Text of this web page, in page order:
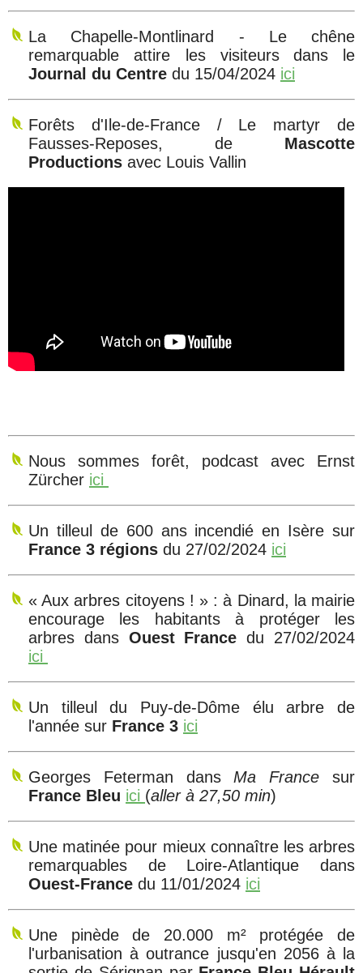
La Chapelle-Montlinard - Le chêne
remarquable attire les visiteurs
dans le
Journal du Centre du 15/04/2024 ici
Forêts d'Ile-de-France / Le martyr de
Fausses-Reposes, de Mascotte
Productions avec Louis Vallin
Nous sommes forêt, podcast avec Ernst
Zürcher ici
Un tilleul de 600 ans incendié en Isère sur
France 3 régions du 27/02/2024 ici
« Aux arbres citoyens ! » : à Dinard, la mairie
encourage les habitants à protéger les
arbres dans Ouest France du 27/02/2024
ici
Un tilleul du Puy-de-Dôme élu arbre de
l'année sur France 3 ici
Georges Feterman dansMa France sur
France Bleu ici (aller à 27,50 min)
Une matinée pour mieux connaître les arbres
remarquables de Loire-Atlantique dans
Ouest-France du 11/01/2024 ici
Une pinède de 20.000 m² protégée de
l'urbanisation à outrance jusqu'en 2056 à la